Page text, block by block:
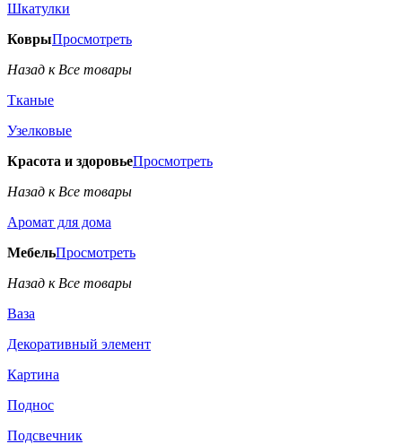
Шкатулки
КоврыПросмотреть
Назад к Все товары
Тканые
Узелковые
Красота и здоровьеПросмотреть
Назад к Все товары
Аромат для дома
МебельПросмотреть
Назад к Все товары
Ваза
Декоративный элемент
Картина
Поднос
Подсвечник